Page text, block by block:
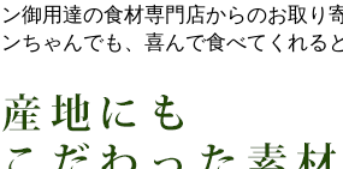
ン御用達の食材専門店からのお取り
ンちゃんでも、喜んで食べてくれる